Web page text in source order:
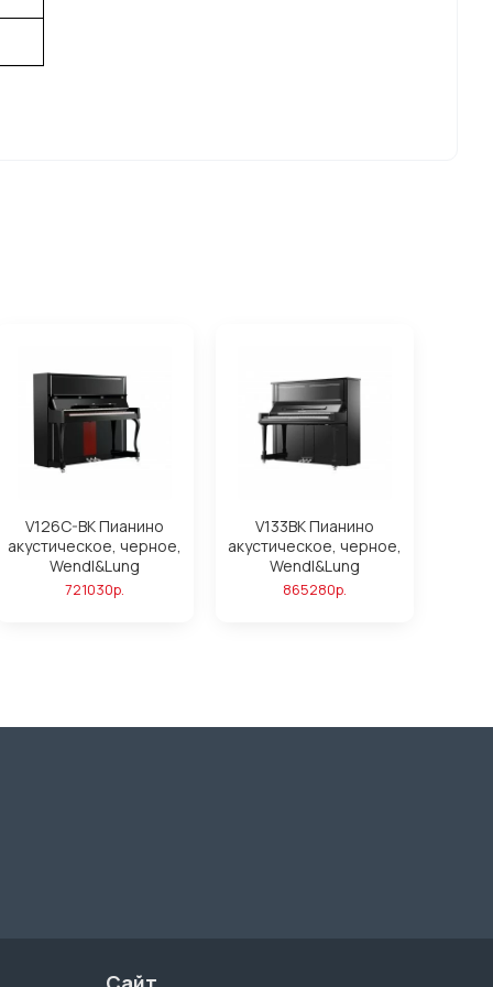
V126C-BK Пианино
акустическое, черное,
Wendl&Lung
721030р.
V133BK Пианино
акустическое, черное,
Wendl&Lung
865280р.